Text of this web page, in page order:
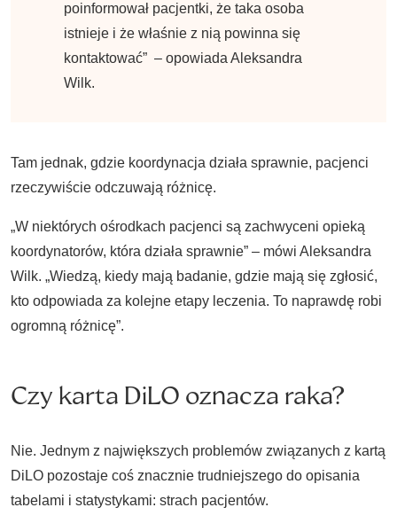
poinformował pacjentki, że taka osoba
istnieje i że właśnie z nią powinna się
kontaktować” – opowiada Aleksandra
Wilk.
Tam jednak, gdzie koordynacja działa sprawnie, pacjenci
rzeczywiście odczuwają różnicę.
„W niektórych ośrodkach pacjenci są zachwyceni opieką
koordynatorów, która działa sprawnie” – mówi Aleksandra
Wilk. „Wiedzą, kiedy mają badanie, gdzie mają się zgłosić,
kto odpowiada za kolejne etapy leczenia. To naprawdę robi
ogromną różnicę”.
Czy karta DiLO oznacza raka?
Nie. Jednym z największych problemów związanych z kartą
DiLO pozostaje coś znacznie trudniejszego do opisania
tabelami i statystykami: strach pacjentów.